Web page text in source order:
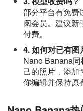
部分平台有免费
阅会员。建议新
付费。
4. 如何对已有图
Nano Banana
己的照片，添加
你编辑并保持原